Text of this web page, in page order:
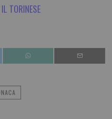
IL TORINESE